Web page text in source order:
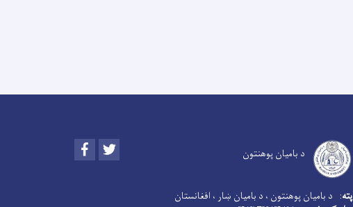
د بامیان پوهنتون Facebook
پته: د بامیان پوهنتون ، د بامیان ښار ، افغانستان